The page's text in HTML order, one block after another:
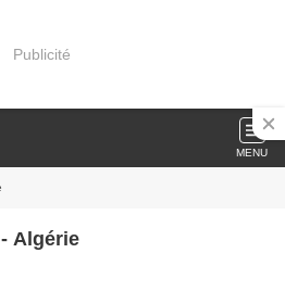
Publicité
MENU
Algérie